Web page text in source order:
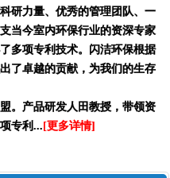
研力量、优秀的管理团队、一
当今室内环保行业的资深专家
多项专利技术。闪洁环保根据
了卓越的贡献，为我们的生存
。产品研发人田教授，带领资
专利... [更多详情]